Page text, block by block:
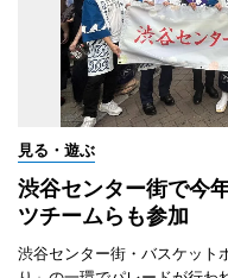
見る・遊ぶ
渋谷センター街で今
ツチームらも参加
渋谷センター街・バスケット